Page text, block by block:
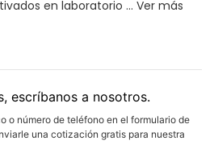
en laboratorio ... Ver más
escríbanos a nosotros.
o número de teléfono en el formulario de
una cotización gratis para nuestra